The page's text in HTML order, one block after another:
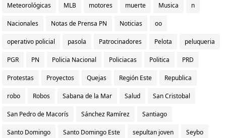
Meteorológicas MLB motores muerte Musica n
Nacionales Notas de Prensa PN Noticias oo
operativo policial pasola Patrocinadores Pelota peluqueria
PGR PN Policia Nacional Policiacas Politica PRD
Protestas Proyectos Quejas Región Este Republica
robo Robos Sabana de la Mar Salud San Cristobal
San Pedro de Macorís Sánchez Ramírez Santiago
Santo Domingo Santo Domingo Este sepultan joven Seybo